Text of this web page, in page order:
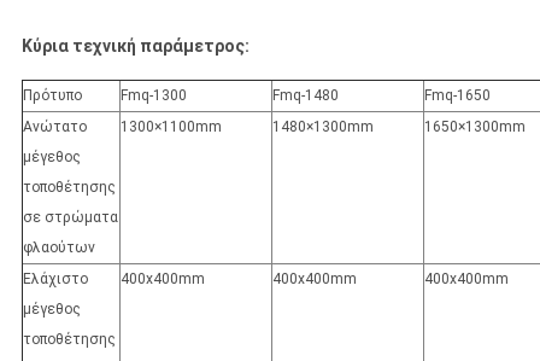
Κύρια τεχνική παράμετρος:
Πρότυπο Fmq-1300 Fmq-1480
Fmq-1650
Ανώτατο
μέγεθος
τοποθέτησης
σε στρώματα
φλαούτων
1300×1100mm 1480×1300mm 1650×1300mm
Ελάχιστο
μέγεθος
τοποθέτησης
400x400mm 400x400mm 400x400mm